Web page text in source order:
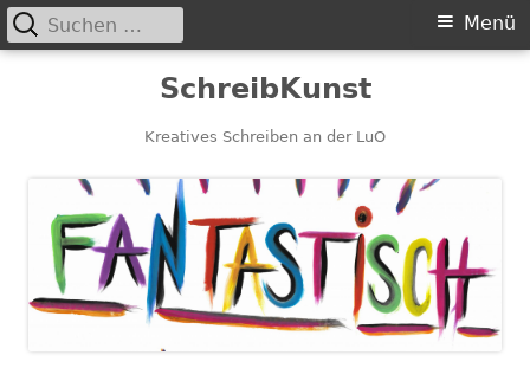
SchreibKunst
Kreatives Schreiben an der LuO
Primäres
Menü
Suchen
nach: